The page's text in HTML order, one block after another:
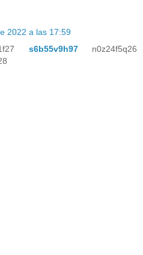
2022 a las 17:59
s6b55v9h97n0z24f5q26